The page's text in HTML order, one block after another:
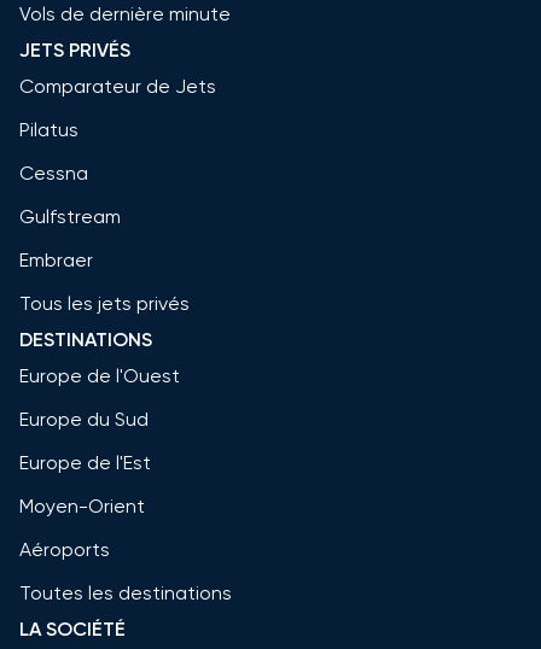
Vols de dernière minute
JETS PRIVÉS
Comparateur de Jets
Pilatus
Cessna
Gulfstream
Embraer
Tous les jets privés
DESTINATIONS
Europe de l'Ouest
Europe du Sud
Europe de l'Est
Moyen-Orient
Aéroports
Toutes les destinations
LA SOCIÉTÉ